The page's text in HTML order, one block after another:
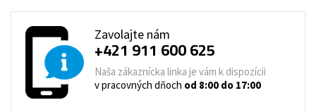
Zavolajte nám
+421 911 600 625
Naša zákaznícka linka je vám k dispozícii
v pracovných dňoch od 8:00 do 17:00